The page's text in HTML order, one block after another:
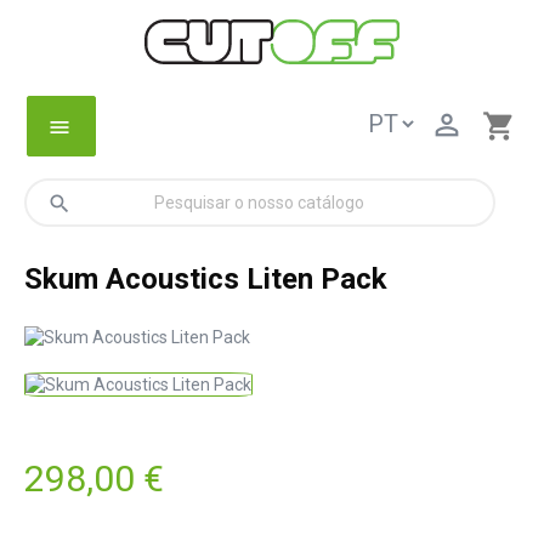
menu shopping_cart

search
Skum Acoustics Liten Pack
298,00 €